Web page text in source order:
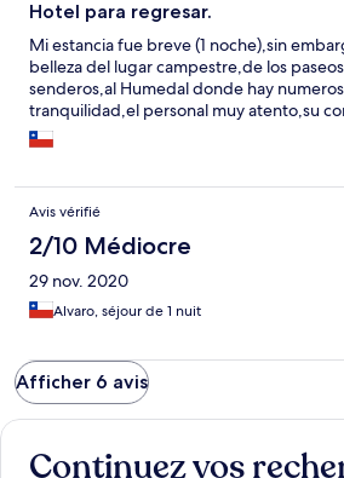
Hotel para regresar.
Mi estancia fue breve (1 noche),sin
belleza del lugar campestre,de los
senderos,al Humedal donde hay
tranquilidad,el personal muy atento,su
Avis vérifié
2/10 Médiocre
29 nov. 2020
Alvaro, séjour de 1 nuit
Afficher 6 avis
Continuez vos